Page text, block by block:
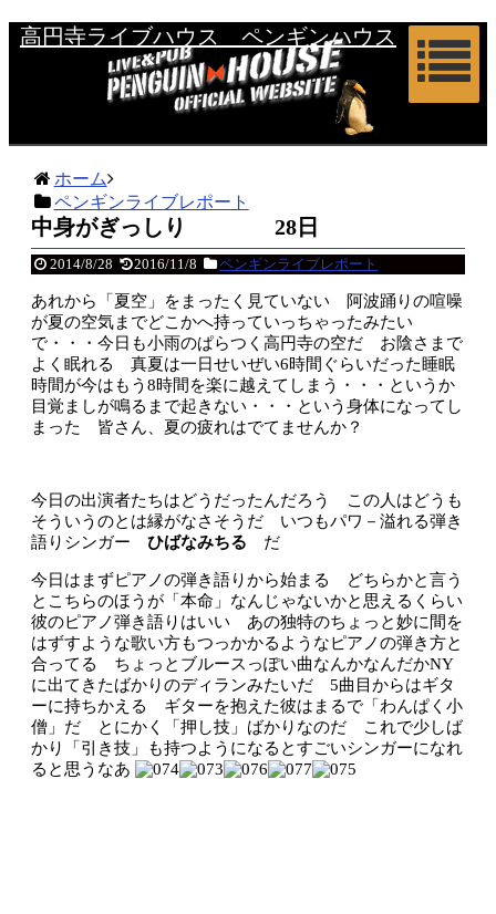
高円寺ライブハウス ペンギンハウス
ホーム
ペンギンライブレポート
中身がぎっしり 28日
2014/8/28 2016/11/8 ペンギンライブレポート
あれから「夏空」をまったく見ていない 阿波踊りの喧噪
が夏の空気までどこかへ持っていっちゃったみたい
で・・・今日も小雨のぱらつく高円寺の空だ お陰さまで
よく眠れる 真夏は一日せいぜい6時間ぐらいだった睡眠
時間が今はもう8時間を楽に越えてしまう・・・というか
目覚ましが鳴るまで起きない・・・という身体になってし
まった 皆さん、夏の疲れはでてませんか？
今日の出演者たちはどうだったんだろう この人はどうも
そういうのとは縁がなさそうだ いつもパワ－溢れる弾き
語りシンガー ひばなみちる だ
今日はまずピアノの弾き語りから始まる どちらかと言う
とこちらのほうが「本命」なんじゃないかと思えるくらい
彼のピアノ弾き語りはいい あの独特のちょっと妙に間を
はずすような歌い方もつっかかるようなピアノの弾き方と
合ってる ちょっとブルースっぽい曲なんかなんだかNY
に出てきたばかりのディランみたいだ 5曲目からはギタ
ーに持ちかえる ギターを抱えた彼はまるで「わんぱく小
僧」だ とにかく「押し技」ばかりなのだ これで少しば
かり「引き技」も持つようになるとすごいシンガーになれ
ると思うなあ